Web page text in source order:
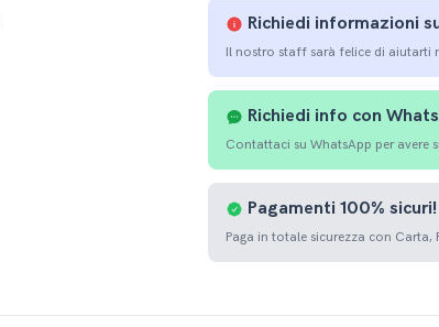
Richiedi informazioni
Il nostro staff sarà felice di aiutarti
Richiedi info con
Contattaci su WhatsApp per
Pagamenti 100% sicuri!
Paga in totale sicurezza con Carta,